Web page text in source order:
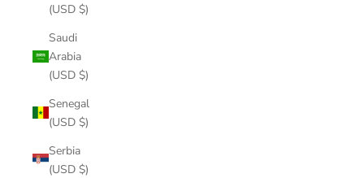
(USD $)
Saudi
Arabia
(USD $)
Senegal
(USD $)
Serbia
(USD $)